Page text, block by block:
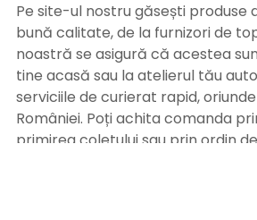
Pe site-ul nostru găsești produse
bună calitate, de la furnizori de
noastră se asigură că acestea
tine acasă sau la atelierul tău
serviciile de curierat rapid,
României. Poți achita comanda
primirea coletului sau prin ordin